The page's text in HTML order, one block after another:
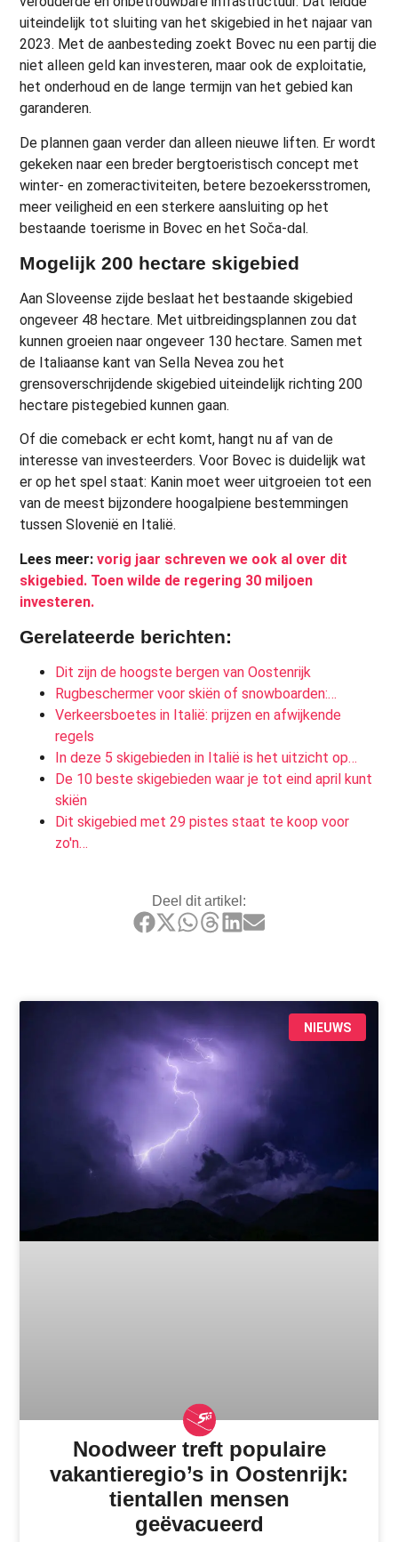
uiteindelijk tot sluiting van het skigebied in het najaar van
2023. Met de aanbesteding zoekt Bovec nu een partij die
niet alleen geld kan investeren, maar ook de exploitatie,
het onderhoud en de lange termijn van het gebied kan
garanderen.
De plannen gaan verder dan alleen nieuwe liften. Er wordt
gekeken naar een breder bergtoeristisch concept met
winter- en zomeractiviteiten, betere bezoekersstromen,
meer veiligheid en een sterkere aansluiting op het
bestaande toerisme in Bovec en het Soča-dal.
Mogelijk 200 hectare skigebied
Aan Sloveense zijde beslaat het bestaande skigebied
ongeveer 48 hectare. Met uitbreidingsplannen zou dat
kunnen groeien naar ongeveer 130 hectare. Samen met
de Italiaanse kant van Sella Nevea zou het
grensoverschrijdende skigebied uiteindelijk richting 200
hectare pistegebied kunnen gaan.
Of die comeback er echt komt, hangt nu af van de
interesse van investeerders. Voor Bovec is duidelijk wat
er op het spel staat: Kanin moet weer uitgroeien tot een
van de meest bijzondere hoogalpiene bestemmingen
tussen Slovenië en Italië.
Lees meer:vorig jaar schreven we ook al over dit
skigebied. Toen wilde de regering 30 miljoen
investeren.
Gerelateerde berichten:
Dit zijn de hoogste bergen van Oostenrijk
Rugbeschermer voor skiën of snowboarden:…
Verkeersboetes in Italië: prijzen en afwijkende
regels
In deze 5 skigebieden in Italië is het uitzicht op…
De 10 beste skigebieden waar je tot eind april kunt
skiën
Dit skigebied met 29 pistes staat te koop voor
zo'n…
Deel dit artikel:
NIEUWS
Noodweer treft populaire
vakantieregio’s in Oostenrijk:
tientallen mensen
geëvacueerd